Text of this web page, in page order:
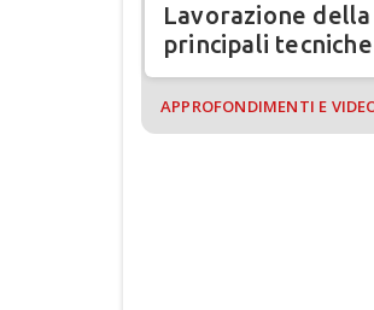
Lavorazione
principali
presse
APPROFONDIMENTI E